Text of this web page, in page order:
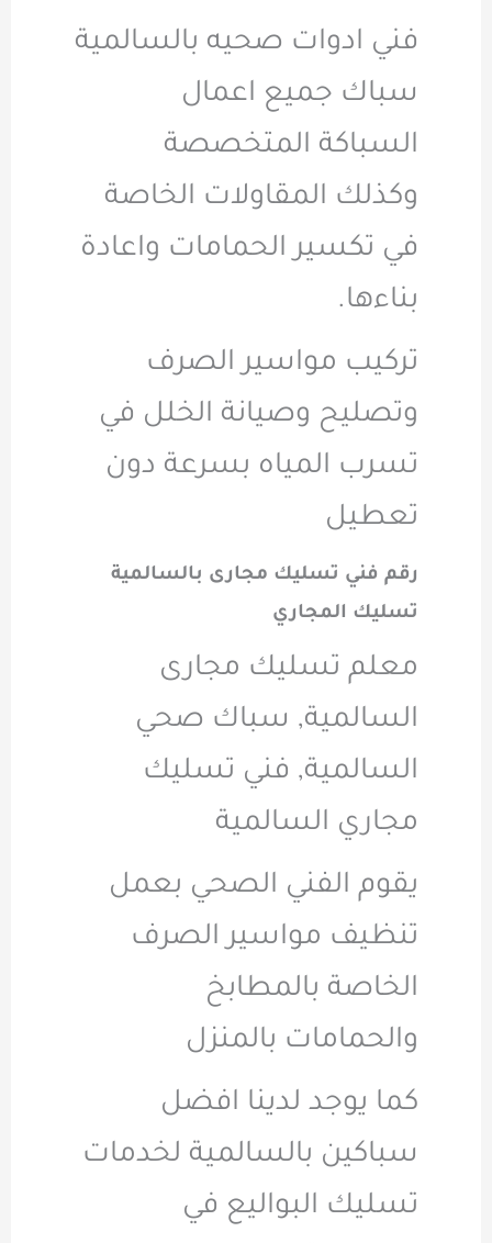
فني ادوات صحيه بالسالمية
سباك جميع اعمال
السباكة المتخصصة
وكذلك المقاولات الخاصة
في تكسير الحمامات واعادة
بناءها.
تركيب مواسير الصرف
وتصليح وصيانة الخلل في
تسرب المياه بسرعة دون
تعطيل
رقم فني تسليك مجارى بالسالمية
تسليك المجاري
معلم تسليك مجارى
السالمية, سباك صحي
السالمية, فني تسليك
مجاري السالمية
يقوم الفني الصحي بعمل
تنظيف مواسير الصرف
الخاصة بالمطابخ
والحمامات بالمنزل
كما يوجد لدينا افضل
سباكين بالسالمية لخدمات
تسليك البواليع في